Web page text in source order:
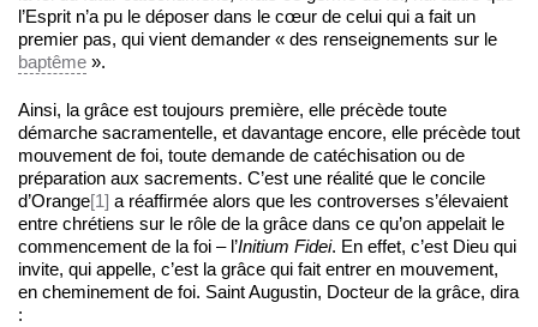
l’Esprit n’a pu le déposer dans le cœur de celui qui a fait un
premier pas, qui vient demander « des renseignements sur le
baptême ».
Ainsi, la grâce est toujours première, elle précède toute
démarche sacramentelle, et davantage encore, elle précède tout
mouvement de foi, toute demande de catéchisation ou de
préparation aux sacrements. C’est une réalité que le concile
d’Orange[1] a réaffirmée alors que les controverses s’élevaient
entre chrétiens sur le rôle de la grâce dans ce qu’on appelait le
commencement de la foi – l’Initium Fidei. En effet, c’est Dieu qui
invite, qui appelle, c’est la grâce qui fait entrer en mouvement,
en cheminement de foi. Saint Augustin, Docteur de la grâce, dira
: